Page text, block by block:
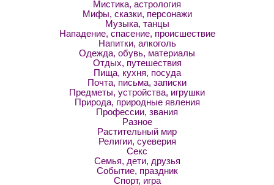
Мистика, астрология
Мифы, сказки, персонажи
Музыка, танцы
Нападение, спасение, происшествие
Напитки, алкоголь
Одежда, обувь, материалы
Отдых, путешествия
Пища, кухня, посуда
Почта, письма, записки
Предметы, устройства, игрушки
Природа, природные явления
Профессии, звания
Разное
Растительный мир
Религии, суеверия
Секс
Семья, дети, друзья
Событие, праздник
Спорт, игра